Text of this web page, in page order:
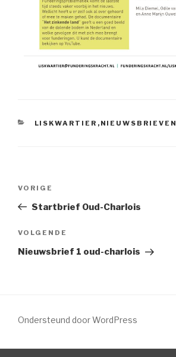
LISKWARTIER , NIEUWSBRIEVEN
VORIGE
Startbrief Oud-Charlois
VOLGENDE
Nieuwsbrief 1 oud-charlois
Ondersteund door WordPress